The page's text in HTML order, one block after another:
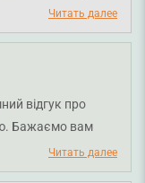
Читать далее
відгук про
Бажаємо вам
Читать далее